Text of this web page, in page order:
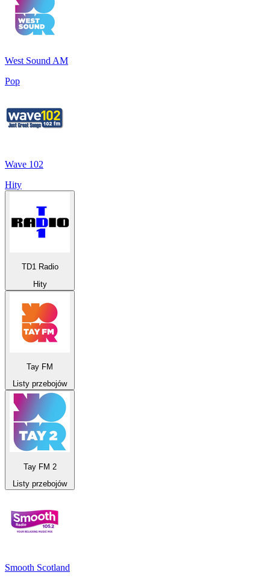
West Sound AM
Pop
Wave 102
Hity
TD1 Radio
Hity
Tay FM
Listy przebojów
Tay FM 2
Listy przebojów
Smooth Scotland